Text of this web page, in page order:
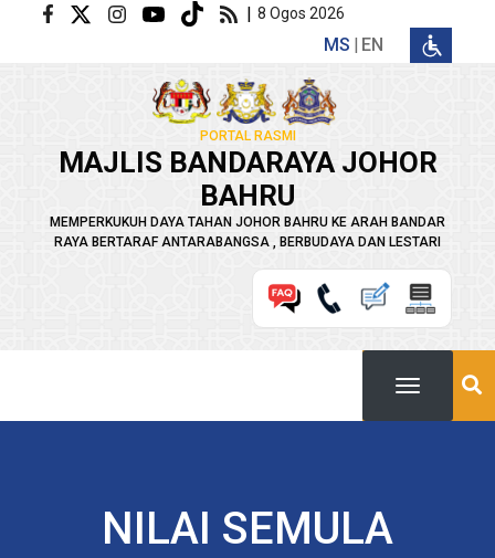
Langkau ke kandungan utama | 8 Ogos 2026
MS EN
PORTAL RASMI
MAJLIS BANDARAYA JOHOR
BAHRU
MEMPERKUKUH DAYA TAHAN JOHOR BAHRU KE ARAH BANDAR
RAYA BERTARAF ANTARABANGSA , BERBUDAYA DAN LESTARI
NILAI SEMULA